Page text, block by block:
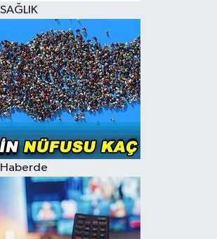
SAĞLIK
Haberde